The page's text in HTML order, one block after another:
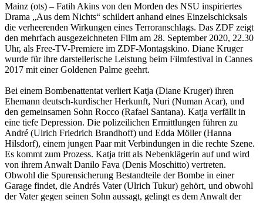
Mainz (ots) – Fatih Akins von den Morden des NSU inspiriertes
Drama „Aus dem Nichts“ schildert anhand eines Einzelschicksals
die verheerenden Wirkungen eines Terroranschlags. Das ZDF zeigt
den mehrfach ausgezeichneten Film am 28. September 2020, 22.30
Uhr, als Free-TV-Premiere im ZDF-Montagskino. Diane Kruger
wurde für ihre darstellerische Leistung beim Filmfestival in Cannes
2017 mit einer Goldenen Palme geehrt.
Bei einem Bombenattentat verliert Katja (Diane Kruger) ihren
Ehemann deutsch-kurdischer Herkunft, Nuri (Numan Acar), und
den gemeinsamen Sohn Rocco (Rafael Santana). Katja verfällt in
eine tiefe Depression. Die polizeilichen Ermittlungen führen zu
André (Ulrich Friedrich Brandhoff) und Edda Möller (Hanna
Hilsdorf), einem jungen Paar mit Verbindungen in die rechte Szene.
Es kommt zum Prozess. Katja tritt als Nebenklägerin auf und wird
von ihrem Anwalt Danilo Fava (Denis Moschitto) vertreten.
Obwohl die Spurensicherung Bestandteile der Bombe in einer
Garage findet, die Andrés Vater (Ulrich Tukur) gehört, und obwohl
der Vater gegen seinen Sohn aussagt, gelingt es dem Anwalt der